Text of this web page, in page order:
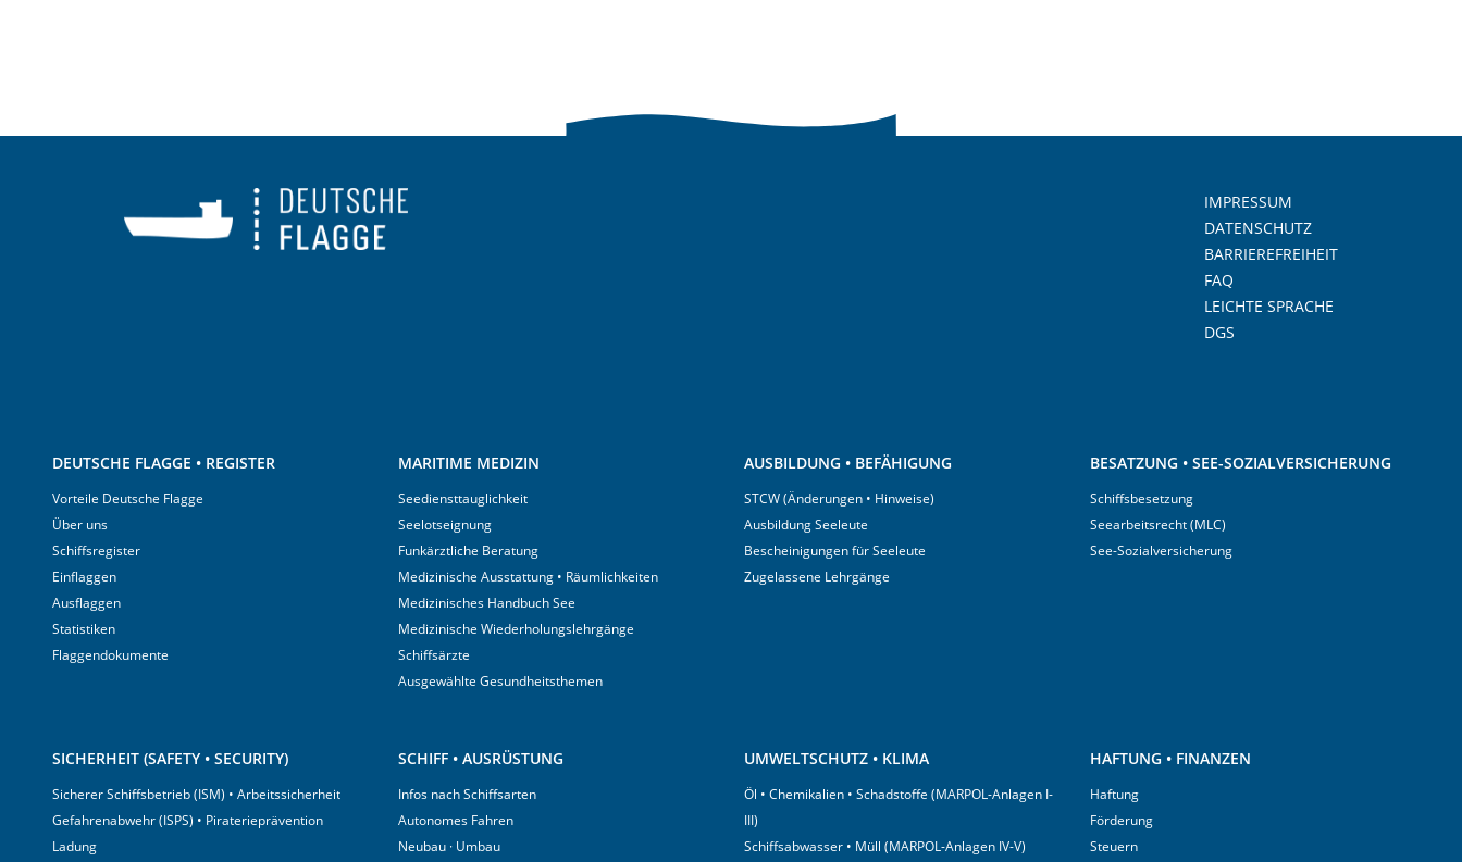
IMPRESSUM
DATENSCHUTZ
BARRIEREFREIHEIT
FAQ
LEICHTE SPRACHE
DGS
DEUTSCHE FLAGGE • REGISTER
Vorteile Deutsche Flagge
Über uns
Schiffsregister
Einflaggen
Ausflaggen
Statistiken
Flaggendokumente
MARITIME MEDIZIN
Seediensttauglichkeit
Seelotseignung
Funkärztliche Beratung
Medizinische Ausstattung • Räumlichkeiten
Medizinisches Handbuch See
Medizinische Wiederholungslehrgänge
Schiffsärzte
Ausgewählte Gesundheitsthemen
AUSBILDUNG • BEFÄHIGUNG
STCW (Änderungen • Hinweise)
Ausbildung Seeleute
Bescheinigungen für Seeleute
Zugelassene Lehrgänge
BESATZUNG • SEE-SOZIALVERSICHERUNG
Schiffsbesetzung
Seearbeitsrecht (MLC)
See-Sozialversicherung
SICHERHEIT (SAFETY • SECURITY)
Sicherer Schiffsbetrieb (ISM) • Arbeitssicherheit
Gefahrenabwehr (ISPS) • Piraterieprävention
Ladung
SCHIFF • AUSRÜSTUNG
Infos nach Schiffsarten
Autonomes Fahren
Neubau · Umbau
UMWELTSCHUTZ • KLIMA
Öl • Chemikalien • Schadstoffe (MARPOL-Anlagen I-
III)
Schiffsabwasser • Müll (MARPOL-Anlagen IV-V)
HAFTUNG • FINANZEN
Haftung
Förderung
Steuern